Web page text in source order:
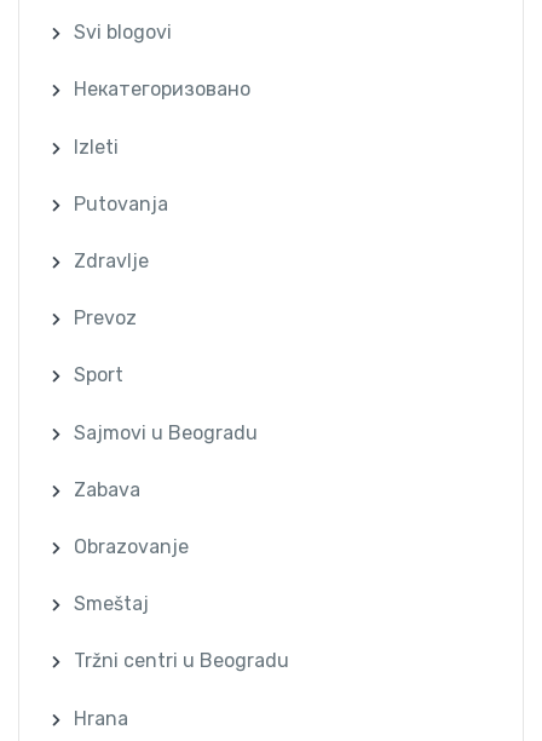
Svi blogovi
Некатегоризовано
Izleti
Putovanja
Zdravlje
Prevoz
Sport
Sajmovi u Beogradu
Zabava
Obrazovanje
Smeštaj
Tržni centri u Beogradu
Hrana